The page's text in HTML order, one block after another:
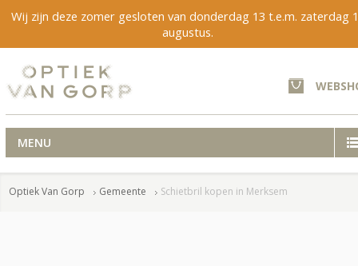
Wij zijn deze zomer gesloten van donderdag 13 t.e.m. zaterdag
augustus.
MENU
Optiek Van Gorp Gemeente Schietbril kopen in Merksem